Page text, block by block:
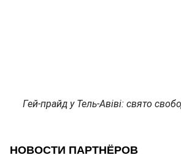
Гей-прайд у Тель-Авіві: свято